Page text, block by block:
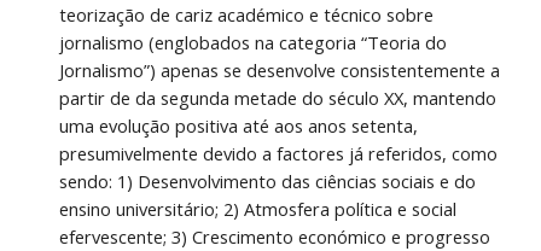
teorização de cariz académico e técnico sobre
jornalismo (englobados na categoria “Teoria do
Jornalismo”) apenas se desenvolve consistentemente a
partir de da segunda metade do século XX, mantendo
uma evolução positiva até aos anos setenta,
presumivelmente devido a factores já referidos, como
sendo: 1) Desenvolvimento das ciências sociais e do
ensino universitário; 2) Atmosfera política e social
efervescente; 3) Crescimento económico e progresso